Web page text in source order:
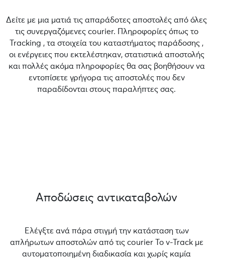
Δείτε με μια ματιά τις απαράδοτες αποστολές από όλες
τις συνεργαζόμενες courier. Πληροφορίες όπως το
Tracking , τα στοιχεία του καταστήματος παράδοσης ,
οι ενέργειες που εκτελέστηκαν, στατιστικά αποστολής
και πολλές ακόμα πληροφορίες θα σας βοηθήσουν να
εντοπίσετε γρήγορα τις αποστολές που δεν
παραδίδονται στους παραλήπτες σας.
Αποδώσεις αντικαταβολών
Ελέγξτε ανά πάρα στιγμή την κατάσταση των
απλήρωτων αποστολών από τις courier Το v-Track με
αυτοματοποιημένη διαδικασία και χωρίς καμία